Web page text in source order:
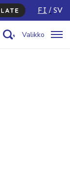
FI SV
Valikko